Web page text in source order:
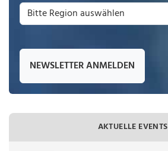
NEWSLETTER ANMELDEN
AKTUELLE EVENTS